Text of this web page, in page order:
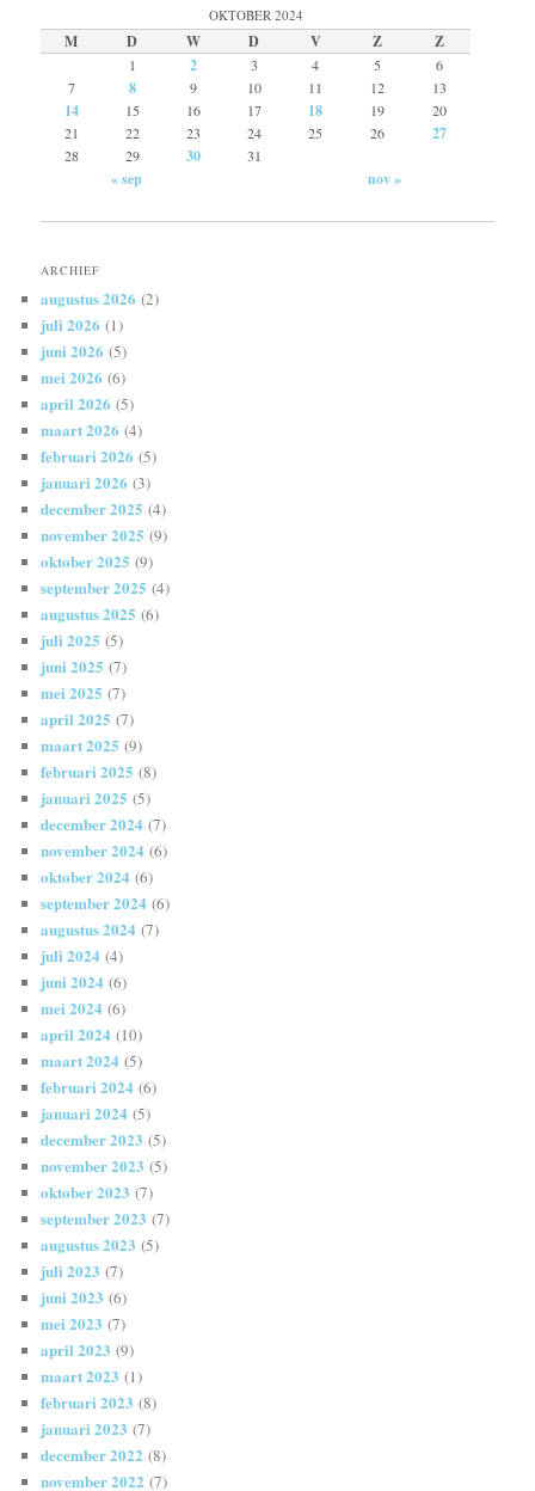
OKTOBER 2024
M D W D V Z Z
1 2 3 4 5
6
7
8 9 10 11 12 13
14 15 16 17 18 19
20
21
22 23 24 25 26 27
28 29 30 31
« sep nov »
ARCHIEF
augustus 2026 (2)
juli 2026 (1)
juni 2026 (5)
mei 2026 (6)
april 2026 (5)
maart 2026 (4)
februari 2026 (5)
januari 2026 (3)
december 2025 (4)
november 2025 (9)
oktober 2025 (9)
september 2025 (4)
augustus 2025 (6)
juli 2025 (5)
juni 2025 (7)
mei 2025 (7)
april 2025 (7)
maart 2025 (9)
februari 2025 (8)
januari 2025 (5)
december 2024 (7)
november 2024 (6)
oktober 2024 (6)
september 2024 (6)
augustus 2024 (7)
juli 2024 (4)
juni 2024 (6)
mei 2024 (6)
april 2024 (10)
maart 2024 (5)
februari 2024 (6)
januari 2024 (5)
december 2023 (5)
november 2023 (5)
oktober 2023 (7)
september 2023 (7)
augustus 2023 (5)
juli 2023 (7)
juni 2023 (6)
mei 2023 (7)
april 2023 (9)
maart 2023 (1)
februari 2023 (8)
januari 2023 (7)
december 2022 (8)
november 2022 (7)